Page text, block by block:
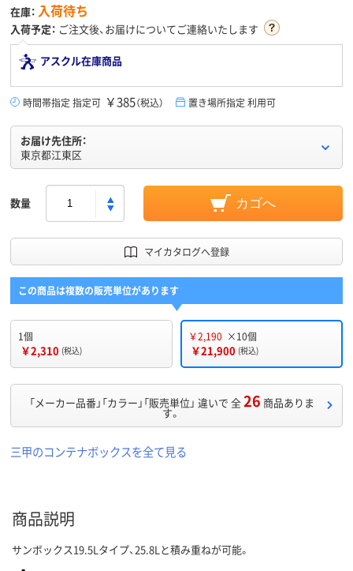
在庫： 入荷待ち
入荷予定： ご注文後、お届けについてご連絡いたします
アスクル在庫商品
時間帯指定 指定可 ￥385（税込） 置き場所指定 利用可
お届け先住所：
東京都江東区
数量 カゴへ
マイカタログへ登録
この商品は複数の販売単位があります
1個
￥2,310 (税込)
￥2,190 ×10個
￥21,900 (税込)
「メーカー品番」「カラー」「販売単位」 違いで 全26 商品ありま
す。
三甲のコンテナボックスを全て見る
商品説明
サンボックス19.5Lタイプ、25.8Lと積み重ねが可能。